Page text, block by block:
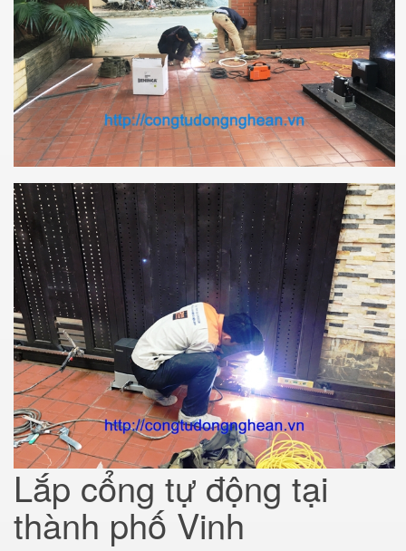
Lắp cổng tự động tại
thành phố Vinh